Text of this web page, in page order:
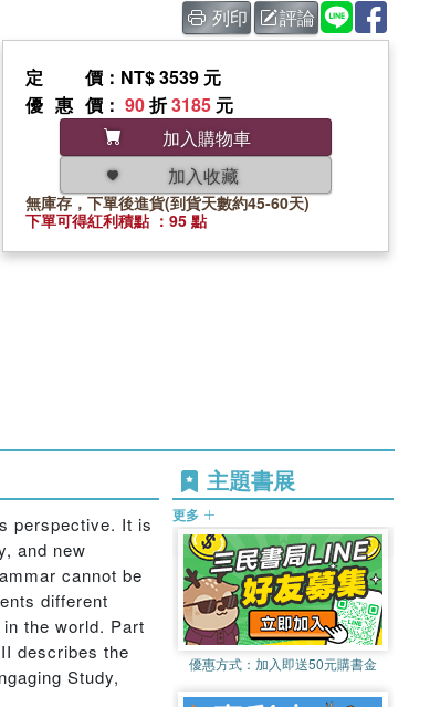
列印 評論
定價 ：NT$ 3539 元
優惠價 ： 90折3185 元
加入購物車
加入收藏
無庫存，下單後進貨(到貨天數約45-60天)
下單可得紅利積點 ：95 點
perspective. It is
and new
cannot be
different
the world. Part
describes the
Study,
主題書展
更多
優惠方式： 加入即送50元購書金